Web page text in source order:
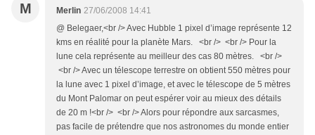
M Merlin 27/06/2008 14:41
@ Belegaer,<br /> Avec Hubble 1 pixel d’image représente 12
kms en réalité pour la planète Mars. <br /> <br /> Pour la
lune cela représente au meilleur des cas 80 mètres. <br />
<br /> Avec un télescope terrestre on obtient 550 mètres pour
la lune avec 1 pixel d’image, et avec le télescope de 5 mètres
du Mont Palomar on peut espérer voir au mieux des détails
de 20 m !<br /> <br /> Alors pour répondre aux sarcasmes,
pas facile de prétendre que nos astronomes du monde entier